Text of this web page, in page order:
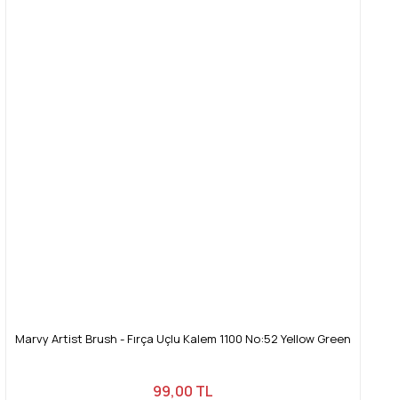
Marvy Artist Brush - Fırça Uçlu Kalem 1100 No:52 Yellow Green
99,00 TL